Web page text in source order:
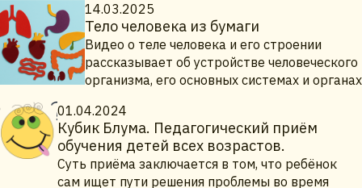
14.03.2025
Тело человека из бумаги
Видео о теле человека и его строении
рассказывает об устройстве человеческого
организма, его основных системах и органах
01.04.2024
Кубик Блума. Педагогический приём
обучения детей всех возрастов.
Суть приёма заключается в том, что ребёнок
сам ищет пути решения проблемы во время